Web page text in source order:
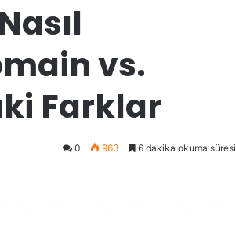
vs.
Farklar
0 963 6 dakika okuma süresi